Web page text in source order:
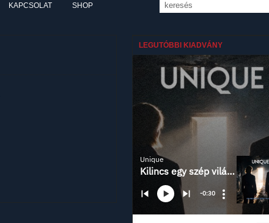
KAPCSOLAT SHOP
LEGUTÓBBI KIADVÁNY